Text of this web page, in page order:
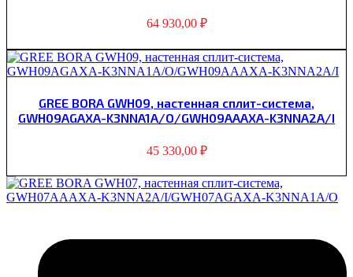
64 930,00 ₽
GREE BORA GWH09, настенная сплит-система,
GWH09AGAXA-K3NNA1A/O/GWH09AAAXA-K3NNA2A/I
45 330,00 ₽